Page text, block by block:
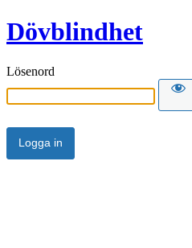
Dövblindhet
Lösenord